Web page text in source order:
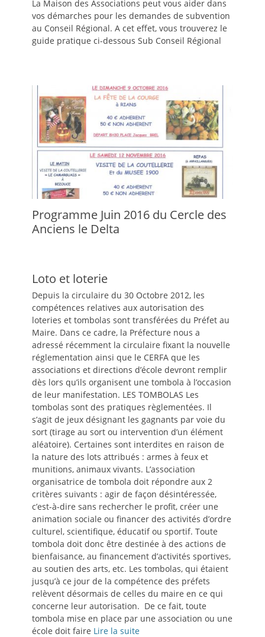
La Maison des Associations peut vous aider dans
vos démarches pour les demandes de subvention
au Conseil Régional. A cet effet, vous trouverez le
guide pratique ci-dessous Sub Conseil Régional
Programme Juin 2016 du Cercle des
Anciens le Delta
Loto et loterie
Depuis la circulaire du 30 Octobre 2012, les
compétences relatives aux autorisation des
loteries et tombolas sont transférées du Préfet au
Maire. Dans ce cadre, la Préfecture nous a
adressé récemment la circulaire fixant la nouvelle
réglementation ainsi que le CERFA que les
associations et directions d’école devront remplir
dès lors qu’ils organisent une tombola à l’occasion
de leur manifestation. LES TOMBOLAS Les
tombolas sont des pratiques règlementées. Il
s’agit de jeux désignant les gagnants par voie du
sort (tirage au sort ou intervention d’un élément
aléatoire). Certaines sont interdites en raison de
la nature des lots attribués : armes à feux et
munitions, animaux vivants. L’association
organisatrice de tombola doit répondre aux 2
critères suivants : agir de façon désintéressée,
c’est-à-dire sans rechercher le profit, créer une
animation sociale ou financer des activités d’ordre
culturel, scientifique, éducatif ou sportif. Toute
tombola doit donc être destinée à des actions de
bienfaisance, au financement d’activités sportives,
au soutien des arts, etc. Les tombolas, qui étaient
jusqu’à ce jour de la compétence des préfets
relèvent désormais de celles du maire en ce qui
concerne leur autorisation. De ce fait, toute
tombola mise en place par une association ou une
école doit faire Lire la suite